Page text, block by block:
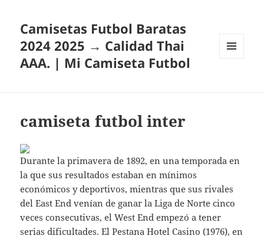
Camisetas Futbol Baratas
2024 2025 → Calidad Thai
AAA. | Mi Camiseta Futbol
camiseta futbol inter
Durante la primavera de 1892, en una temporada en
la que sus resultados estaban en mínimos
económicos y deportivos, mientras que sus rivales
del East End venían de ganar la Liga de Norte cinco
veces consecutivas, el West End empezó a tener
serias dificultades. El Pestana Hotel Casino (1976), en